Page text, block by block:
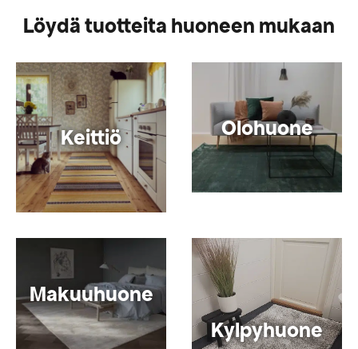
Löydä tuotteita huoneen mukaan
Keittiö Olohuone
Makuuhuone
Kylpyhuone